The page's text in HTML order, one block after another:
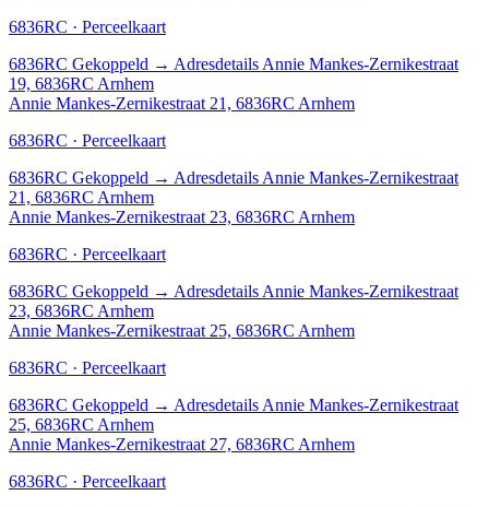
6836RC · Perceelkaart
6836RC Gekoppeld → Adresdetails Annie Mankes-Zernikestraat
19, 6836RC Arnhem
Annie Mankes-Zernikestraat 21, 6836RC Arnhem
6836RC · Perceelkaart
6836RC Gekoppeld → Adresdetails Annie Mankes-Zernikestraat
21, 6836RC Arnhem
Annie Mankes-Zernikestraat 23, 6836RC Arnhem
6836RC · Perceelkaart
6836RC Gekoppeld → Adresdetails Annie Mankes-Zernikestraat
23, 6836RC Arnhem
Annie Mankes-Zernikestraat 25, 6836RC Arnhem
6836RC · Perceelkaart
6836RC Gekoppeld → Adresdetails Annie Mankes-Zernikestraat
25, 6836RC Arnhem
Annie Mankes-Zernikestraat 27, 6836RC Arnhem
6836RC · Perceelkaart